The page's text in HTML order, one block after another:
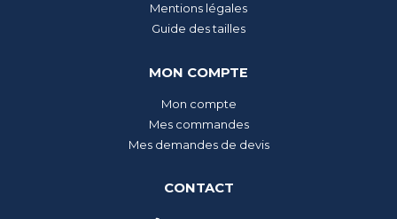
Mentions légales
Guide des tailles
MON COMPTE
Mon compte
Mes commandes
Mes demandes de devis
CONTACT